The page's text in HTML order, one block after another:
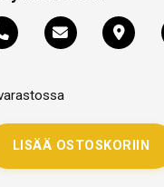
LISÄÄ OSTOSKORIIN